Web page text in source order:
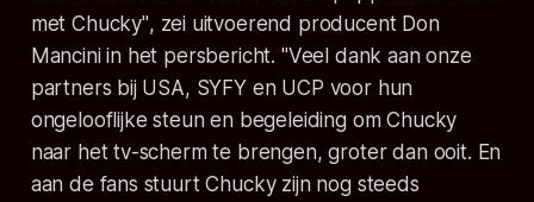
met Chucky", zei uitvoerend producent Don
Mancini in het persbericht. "Veel dank aan onze
partners bij USA, SYFY en UCP voor hun
ongelooflijke steun en begeleiding om Chucky
naar het tv-scherm te brengen, groter dan ooit. En
aan de fans stuurt Chucky zijn nog steeds